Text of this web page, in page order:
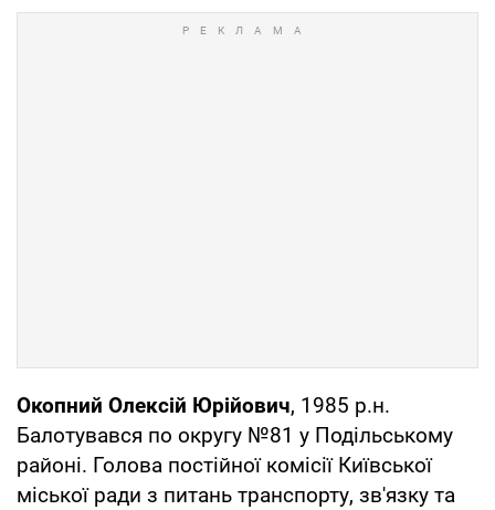
Окопний Олексій Юрійович, 1985 р.н.
Балотувався по округу №81 у Подільському
районі. Голова постійної комісії Київської
міської ради з питань транспорту, зв'язку та